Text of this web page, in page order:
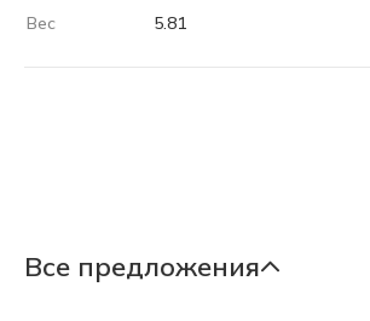
Вес
5.81
Все предложения